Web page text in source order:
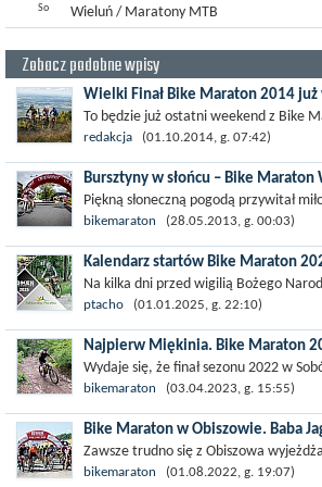
So Wieluń / Maratony MTB
Zobacz podobne wpisy
Wielki Finał Bike Maraton 2014 już
To będzie już ostatni weekend z Bike
sześciu miesiącach ścigania sezon
przystanku „Świeradów...
redakcja (01.10.2014, g. 07:42)
Bursztyny w słońcu – Bike
Piękną słoneczną pogodą przywitał
cały Szlak Bursztynowy, na którym
Bike Maraton. Niepewne...
bikemaraton (28.05.2013, g. 00:03)
Kalendarz startów Bike Maraton
Na kilka dni przed wigilią Bożego
organizator amatorskich wyścigów
gwiazdkowy w postaci...
ptacho (01.01.2025, g. 22:10)
Najpierw Miękinia. Bike Maraton
Wydaje się, że finał sezonu 2022 w
dosłownie wczoraj, a tymczasem już
tegorocznych zmagań w...
bikemaraton (03.04.2023, g. 15:55)
Bike Maraton w Obiszowie. Baba
Zawsze trudno się z Obiszowa
uczestnikom Bike Maratonu gościnne i
bikemaraton (01.08.2022, g. 19:07)